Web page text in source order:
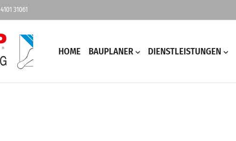
31061
HOME BAUPLANER DIENSTLEISTUNGEN